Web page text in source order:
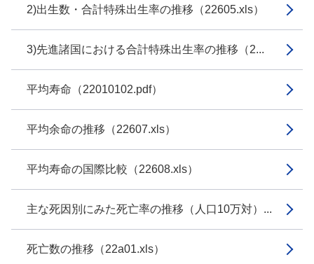
2)出生数・合計特殊出生率の推移（22605.xls）
3)先進諸国における合計特殊出生率の推移（2...
平均寿命（22010102.pdf）
平均余命の推移（22607.xls）
平均寿命の国際比較（22608.xls）
主な死因別にみた死亡率の推移（人口10万対）...
死亡数の推移（22a01.xls）